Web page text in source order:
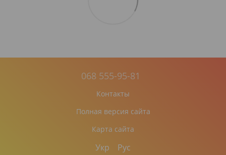
068 555-95-81
Контакты
Полная версия сайта
Карта сайта
Укр Рус